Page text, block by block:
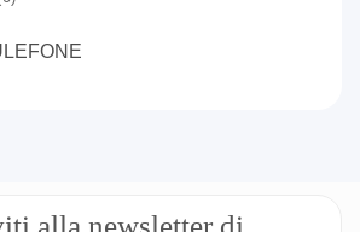
alla newsletter di